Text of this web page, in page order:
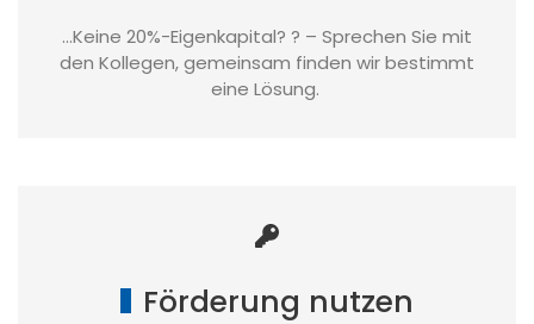
…Keine 20%-Eigenkapital? ? – Sprechen Sie mit
den Kollegen, gemeinsam finden wir bestimmt
eine Lösung.
Förderung nutzen